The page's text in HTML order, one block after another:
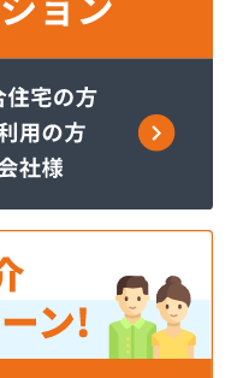
事業部
所